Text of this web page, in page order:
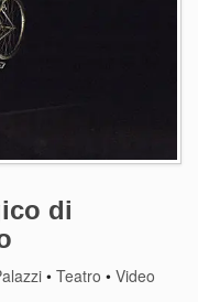
di
•Teatro •Video